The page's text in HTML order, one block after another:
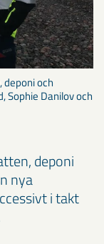
deponi och
Sophie Danilov och
deponi
nya
i takt